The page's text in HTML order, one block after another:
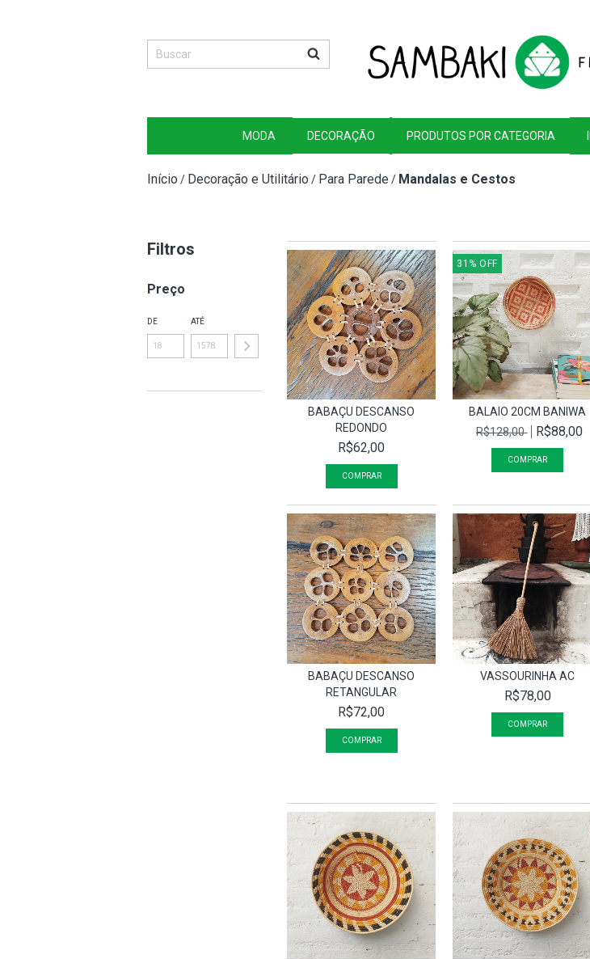
MODA DECORAÇÃO PRODUTOS POR CATEGORIA
Início / Decoração e Utilitário / Para Parede / Mandalas e Cestos
Filtros
Preço
DE ATÉ
BABAÇU DESCANSO
REDONDO
R$62,00
31 %OFF
BALAIO 20CM BANIWA
R$128,00
R$88,00
BABAÇU DESCANSO
RETANGULAR
R$72,00
VASSOURINHA AC
R$78,00